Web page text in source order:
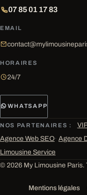
07 85 01 17 83
EMAIL
HORAIRES
24/7
WHATSAPP
NOS PARTENAIRES :
Agence Web SEO· Agence
Limousine Service
© 2026 My Limousine Paris.
Mentions légales